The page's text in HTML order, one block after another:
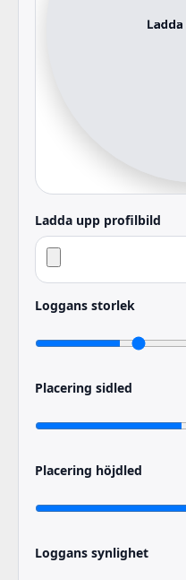
Ladda upp profilbild
Loggans storlek
Placering sidled
Placering höjdled
Loggans synlighet